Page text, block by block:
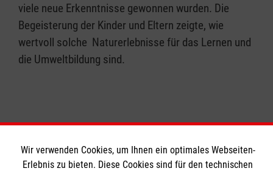
viele neue Erkenntnisse gewonnen wurden. Die
Begeisterung der Kinder und Eltern zeigte, wie
wertvoll solche Naturerlebnisse für das Lernen und
die Umweltbildung sind.
Wir verwenden Cookies, um Ihnen ein optimales Webseiten-
Erlebnis zu bieten. Diese Cookies sind für den technischen